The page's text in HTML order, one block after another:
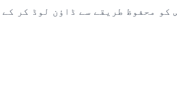
کو محفوظ طریقے سے ڈاؤن لوڈ کر